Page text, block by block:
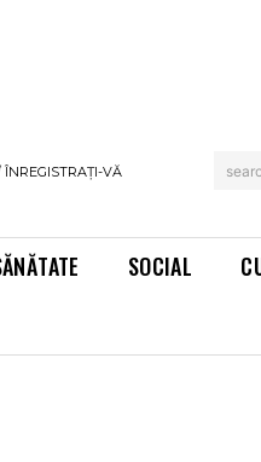
VĂ
SOCIAL